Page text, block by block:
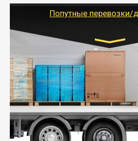
Попутные перевозки/
Транспорт:
Газель (1,5 и 3 тонны), Бычок,
10 тонн
от 5000 руб.
- Экономный способ доставить
другой город - догрузом или
грузоперевозки для физлиц, ИП и
дешевле.